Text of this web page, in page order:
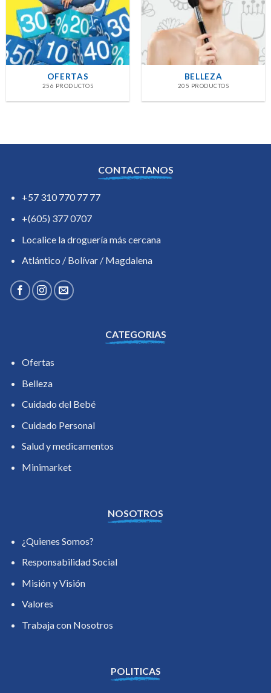
OFERTAS
256 PRODUCTOS
BELLEZA
205 PRODUCTOS
CONTACTANOS
+57 310 770 77 77
+(605) 377 0707
Localice la droguería más cercana
Atlántico / Bolívar / Magdalena
CATEGORIAS
Ofertas
Belleza
Cuidado del Bebé
Cuidado Personal
Salud y medicamentos
Minimarket
NOSOTROS
¿Quienes Somos?
Responsabilidad Social
Misión y Visión
Valores
Trabaja con Nosotros
POLITICAS